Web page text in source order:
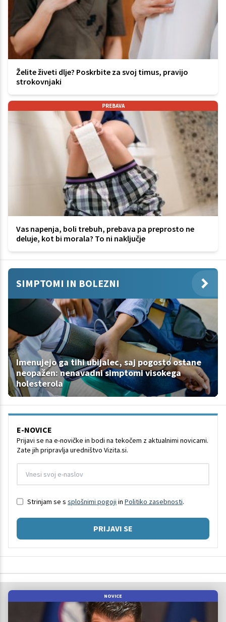
Želite živeti dlje? Poskrbite za svoj timus, pravijo
strokovnjaki
PREBAVA
Vas napenja, boli trebuh, prebava pa preprosto ne
deluje, kot bi morala? To ni naključje
SIMPTOMI IN BOLEZNI
Imenujejo ga tihi ubijalec, saj pogosto ostane
neopažen: nenavadni simptomi visokega
holesterola
E-NOVICE
Prijavi se na e-novičke in bodi na tekočem z aktualnimi novicami.
Zate jih pripravlja uredništvo Vizita.si.
Strinjam se s splošnimi pogoji in Politiko zasebnosti.
PRIJAVI SE
NOVICE